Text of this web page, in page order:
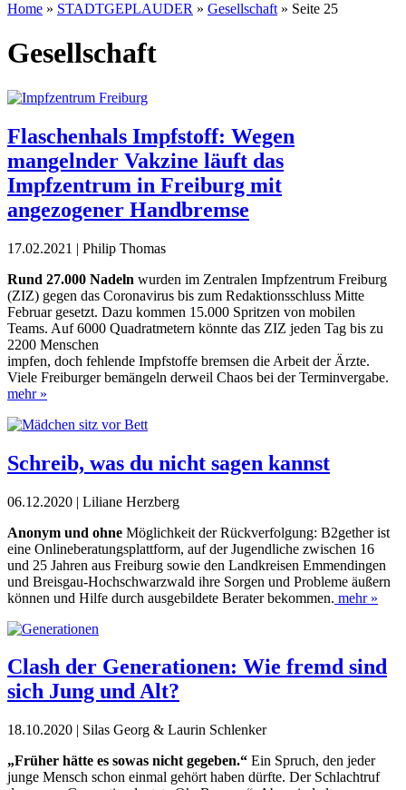
Home » STADTGEPLAUDER » Gesellschaft » Seite 25
Gesellschaft
Flaschenhals Impfstoff: Wegen
mangelnder Vakzine läuft das
Impfzentrum in ­Freiburg mit
angezogener Handbremse
17.02.2021 | Philip Thomas
Rund 27.000 Nadeln wurden im Zentralen Impfzentrum Freiburg
(ZIZ) gegen das Coronavirus bis zum Redaktionsschluss Mitte
Februar gesetzt. Dazu kommen 15.000 Spritzen von mobilen
Teams. Auf 6000 Quadratmetern könnte das ZIZ jeden Tag bis zu
2200 Menschen
impfen, doch fehlende Impfstoffe bremsen die Arbeit der Ärzte.
Viele Freiburger bemängeln derweil Chaos bei der Terminvergabe.
mehr »
Schreib, was du nicht sagen kannst
06.12.2020 | Liliane Herzberg
Anonym und ohne Möglichkeit der Rückverfolgung: B2gether ist
eine Onlineberatungsplattform, auf der Jugendliche zwischen 16
und 25 Jahren aus Freiburg sowie den Landkreisen Emmendingen
und Breisgau-Hochschwarzwald ihre Sorgen und Probleme äußern
können und Hilfe durch ausgebildete Berater bekommen. mehr »
Clash der Generationen: Wie fremd sind
sich Jung und Alt?
18.10.2020 | Silas Georg & Laurin Schlenker
„Früher hätte es sowas nicht gegeben.“ Ein Spruch, den jeder
junge Mensch schon einmal gehört haben dürfte. Der Schlachtruf